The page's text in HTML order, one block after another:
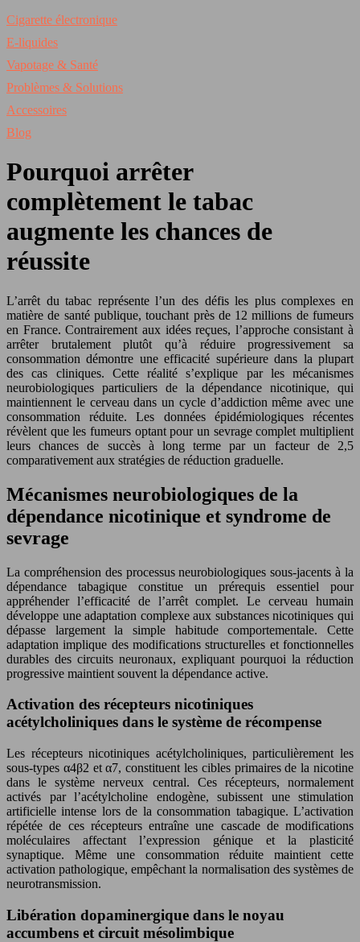
Cigarette électronique
E-liquides
Vapotage & Santé
Problèmes & Solutions
Accessoires
Blog
Pourquoi arrêter
complètement le tabac
augmente les chances de
réussite
L’arrêt du tabac représente l’un des défis les plus complexes en
matière de santé publique, touchant près de 12 millions de fumeurs
en France. Contrairement aux idées reçues, l’approche consistant à
arrêter brutalement plutôt qu’à réduire progressivement sa
consommation démontre une efficacité supérieure dans la plupart
des cas cliniques. Cette réalité s’explique par les mécanismes
neurobiologiques particuliers de la dépendance nicotinique, qui
maintiennent le cerveau dans un cycle d’addiction même avec une
consommation réduite. Les données épidémiologiques récentes
révèlent que les fumeurs optant pour un sevrage complet multiplient
leurs chances de succès à long terme par un facteur de 2,5
comparativement aux stratégies de réduction graduelle.
Mécanismes neurobiologiques de la
dépendance nicotinique et syndrome de
sevrage
La compréhension des processus neurobiologiques sous-jacents à la
dépendance tabagique constitue un prérequis essentiel pour
appréhender l’efficacité de l’arrêt complet. Le cerveau humain
développe une adaptation complexe aux substances nicotiniques qui
dépasse largement la simple habitude comportementale. Cette
adaptation implique des modifications structurelles et fonctionnelles
durables des circuits neuronaux, expliquant pourquoi la réduction
progressive maintient souvent la dépendance active.
Activation des récepteurs nicotiniques
acétylcholiniques dans le système de récompense
Les récepteurs nicotiniques acétylcholiniques, particulièrement les
sous-types α4β2 et α7, constituent les cibles primaires de la nicotine
dans le système nerveux central. Ces récepteurs, normalement
activés par l’acétylcholine endogène, subissent une stimulation
artificielle intense lors de la consommation tabagique. L’activation
répétée de ces récepteurs entraîne une cascade de modifications
moléculaires affectant l’expression génique et la plasticité
synaptique. Même une consommation réduite maintient cette
activation pathologique, empêchant la normalisation des systèmes de
neurotransmission.
Libération dopaminergique dans le noyau
accumbens et circuit mésolimbique